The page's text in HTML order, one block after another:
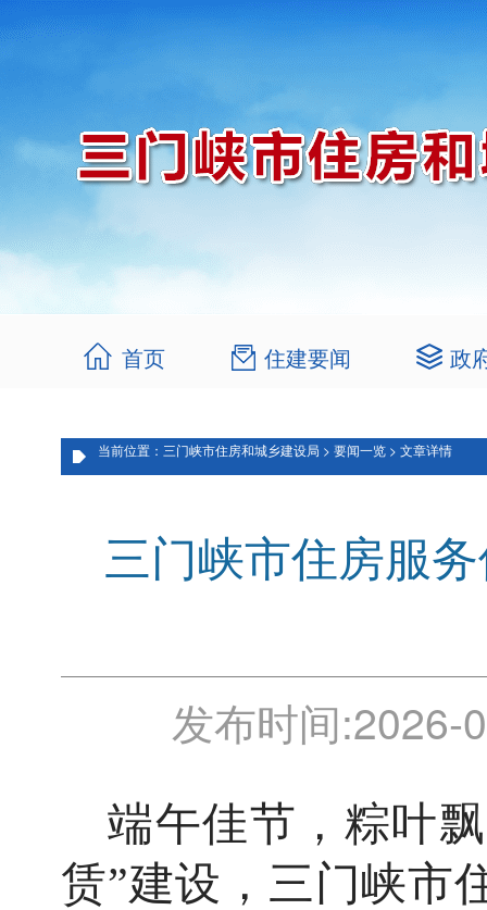
首页 住建要闻 政
当前位置：三门峡市住房和城乡建设局 > 要闻一览 > 文章详情
三门峡市住房服
发布时间:2026-
端午佳节，粽叶
赁”建设，三门峡市